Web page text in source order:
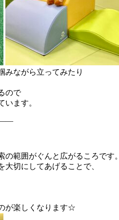
みながら立ってみたり
ので
います。
範囲がぐんと広がるころです。
大切にしてあげることで、
が楽しくなります☆